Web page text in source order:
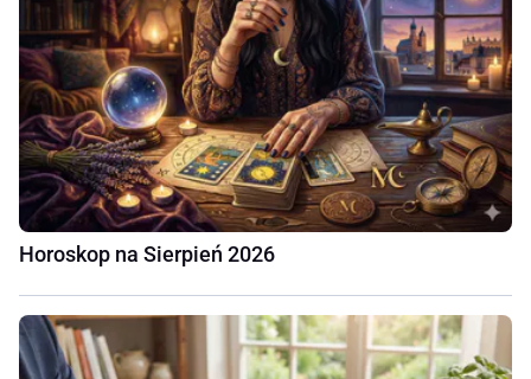
Horoskop na Sierpień 2026